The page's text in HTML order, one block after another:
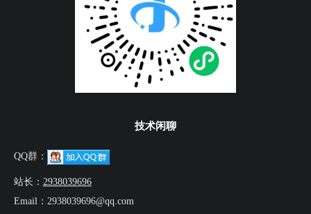
技术闲聊
QQ群：
站长： 2938039696
Email：2938039696@qq.com